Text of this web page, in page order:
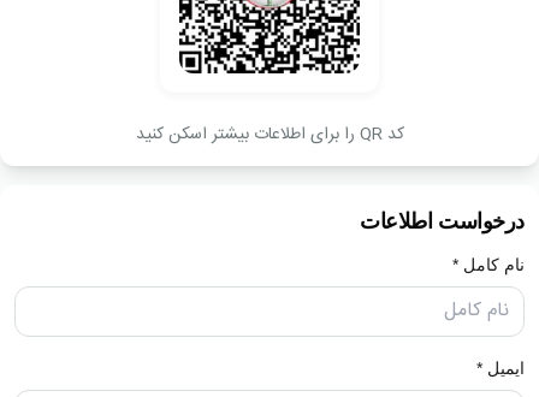
کد QR را برای اطلاعات بیشتر اسکن کنید
درخواست اطلاعات
نام کامل *
ایمیل *